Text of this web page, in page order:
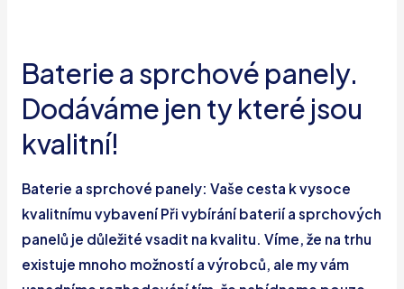
Baterie a sprchové panely.
Dodáváme jen ty které jsou
kvalitní!
Baterie a sprchové panely: Vaše cesta k vysoce
kvalitnímu vybavení Při vybírání baterií a sprchových
panelů je důležité vsadit na kvalitu. Víme, že na trhu
existuje mnoho možností a výrobců, ale my vám